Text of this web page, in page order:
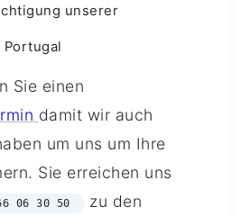
unserer
Portugal
Sie einen
damit wir auch
um uns um Ihre
Sie erreichen uns
06 30 50
zu den